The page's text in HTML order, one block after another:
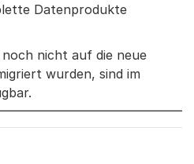
Datenprodukte
nicht auf die neue
wurden, sind im